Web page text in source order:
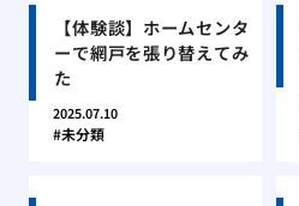
【体験談】ホームセンタ
ーで網戸を張り替えてみ
た
2025.07.10
未分類